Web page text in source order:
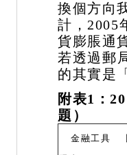
換個方向
計，2005
貨膨脹通
若透過郵
的其實是
附表1：
題）
金融工具